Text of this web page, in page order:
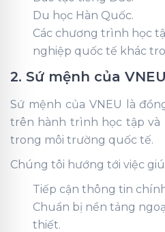
Du học Hàn Quốc.
Các chương trình học
nghiệp quốc tế khác
2. Sứ mệnh của VNEU
Sứ mệnh của VNEU là
trên hành trình học tập và
trong môi trường quốc tế.
Chúng tôi hướng tới việc
Tiếp cận thông tin
Chuẩn bị nền tảng
thiết.